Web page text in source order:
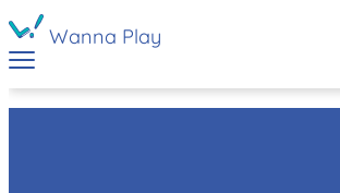
Wanna Play